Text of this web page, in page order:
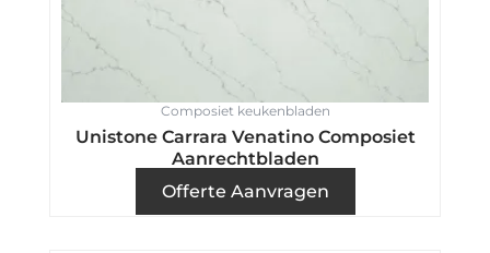
Composiet keukenbladen
Unistone Carrara Venatino Composiet
Aanrechtbladen
Offerte Aanvragen